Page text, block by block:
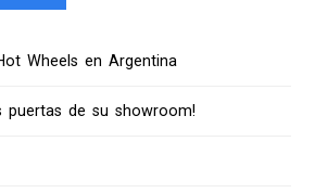
Wheels en Argentina
puertas de su showroom!